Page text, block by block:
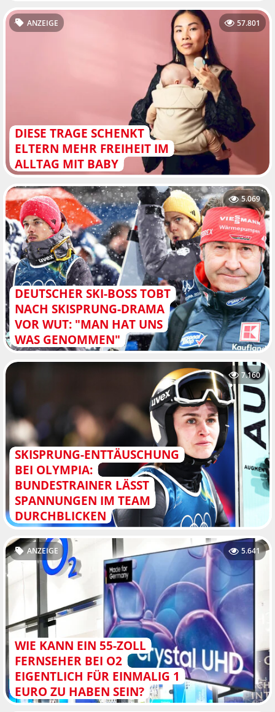
DIESE TRAGE SCHENKT
ELTERN MEHR FREIHEIT IM
ALLTAG MIT BABY
ANZEIGE 57.801
DEUTSCHER SKI-BOSS TOBT
NACH SKISPRUNG-DRAMA
VOR WUT: "MAN HAT UNS
WAS GENOMMEN"
5.069
SKISPRUNG-ENTTÄUSCHUNG
BEI OLYMPIA:
BUNDESTRAINER LÄSST
SPANNUNGEN IM TEAM
DURCHBLICKEN
7.160
WIE KANN EIN 55-ZOLL
FERNSEHER BEI O2
EIGENTLICH FÜR EINMALIG 1
EURO ZU HABEN SEIN?
ANZEIGE 5.641